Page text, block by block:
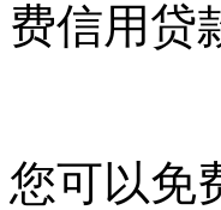
费信用贷
您可以免